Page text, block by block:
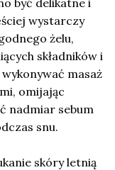
wystarczy
żelu,
składników i
masaż
omijając
nadmiar sebum
snu.
skóry letnią